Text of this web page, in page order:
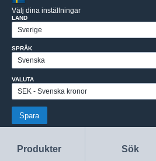
Produkter Sök
Välj dina inställningar
LAND
SPRÅK
VALUTA